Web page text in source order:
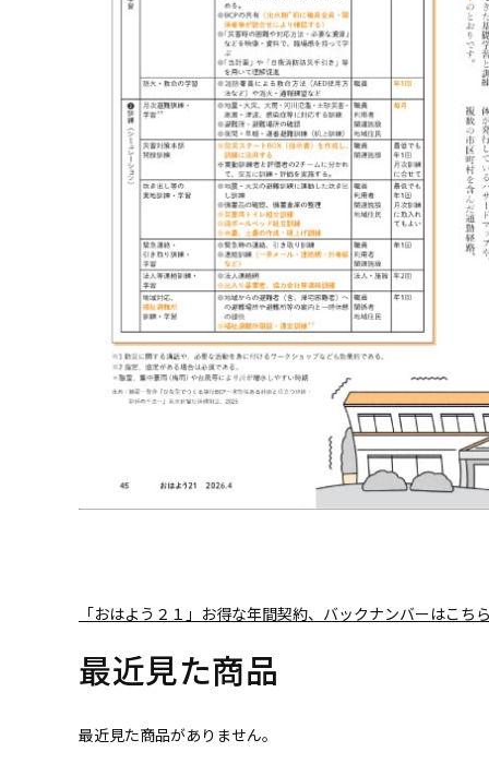
「おはよう２１」お得な年間契約、バックナンバーはこち
最近見た商品
最近見た商品がありません。